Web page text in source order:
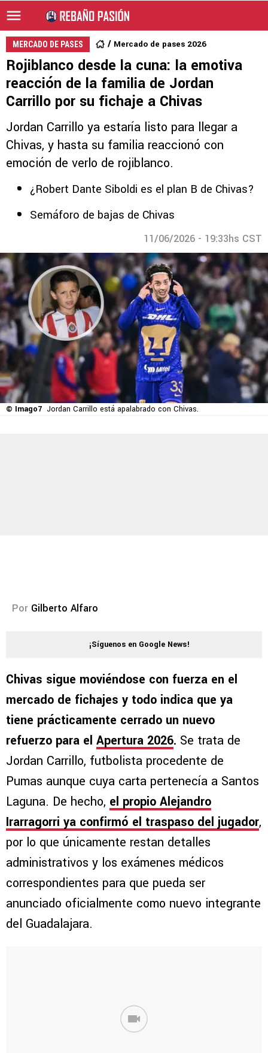
MERCADO DE PASES Mercado de pases 2026
Rojiblanco desde la cuna: la emotiva
reacción de la familia de Jordan
Carrillo por su fichaje a Chivas
Jordan Carrillo ya estaría listo para llegar a
Chivas, y hasta su familia reaccionó con
emoción de verlo de rojiblanco.
¿Robert Dante Siboldi es el plan B de Chivas?
Semáforo de bajas de Chivas
11/06/2026 - 19:33hs CST
© Imago7 Jordan Carrillo está apalabrado con Chivas.
Por Gilberto Alfaro
¡Síguenos en Google News!
Chivas sigue moviéndose con fuerza en el
mercado de fichajes y todo indica que ya
tiene prácticamente cerrado un nuevo
refuerzo para el Apertura 2026. Se trata de
Jordan Carrillo, futbolista procedente de
Pumas aunque cuya carta pertenecía a Santos
Laguna. De hecho, el propio Alejandro
Irarragorri ya confirmó el traspaso del jugador,
por lo que únicamente restan detalles
administrativos y los exámenes médicos
correspondientes para que pueda ser
anunciado oficialmente como nuevo integrante
del Guadalajara.